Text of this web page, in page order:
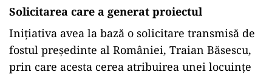
Solicitarea care a generat proiectul
Inițiativa avea la bază o solicitare transmisă de
fostul președinte al României, Traian Băsescu,
prin care acesta cerea atribuirea unei locuințe